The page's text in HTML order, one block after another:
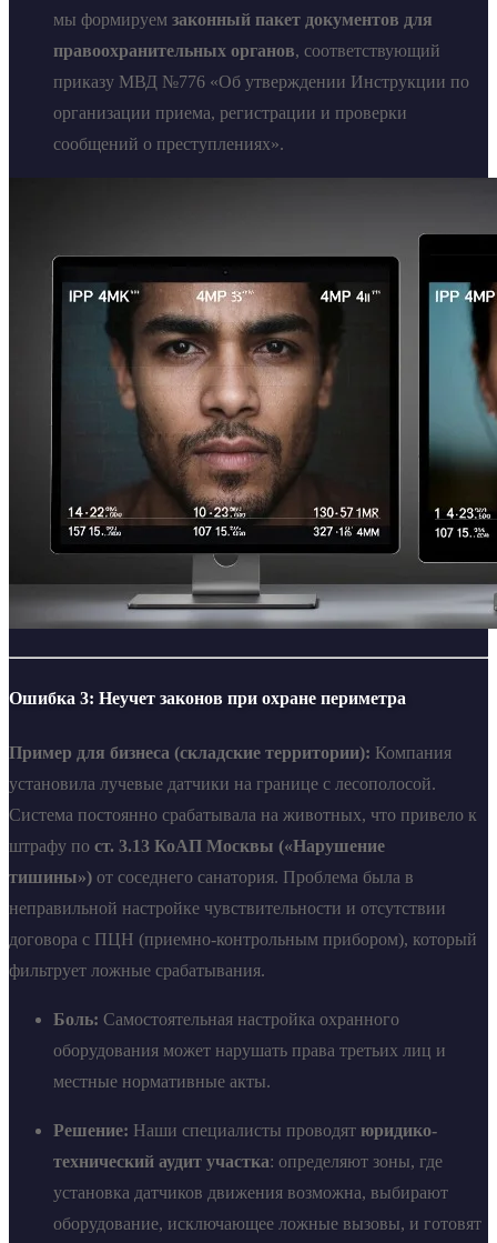
мы формируем законный пакет документов для
правоохранительных органов, соответствующий
приказу МВД №776 «Об утверждении Инструкции по
организации приема, регистрации и проверки
сообщений о преступлениях».
Ошибка 3: Неучет законов при охране периметра
Пример для бизнеса (складские территории): Компания
установила лучевые датчики на границе с лесополосой.
Система постоянно срабатывала на животных, что привело к
штрафу по ст. 3.13 КоАП Москвы («Нарушение
тишины») от соседнего санатория. Проблема была в
неправильной настройке чувствительности и отсутствии
договора с ПЦН (приемно-контрольным прибором), который
фильтрует ложные срабатывания.
Боль: Самостоятельная настройка охранного
оборудования может нарушать права третьих лиц и
местные нормативные акты.
Решение: Наши специалисты проводят юридико-
технический аудит участка: определяют зоны, где
установка датчиков движения возможна, выбирают
оборудование, исключающее ложные вызовы, и готовят